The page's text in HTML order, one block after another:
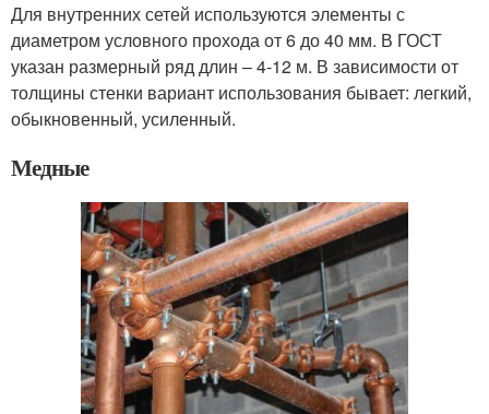
Для внутренних сетей используются элементы с
диаметром условного прохода от 6 до 40 мм. В ГОСТ
указан размерный ряд длин – 4-12 м. В зависимости от
толщины стенки вариант использования бывает: легкий,
обыкновенный, усиленный.
Медные